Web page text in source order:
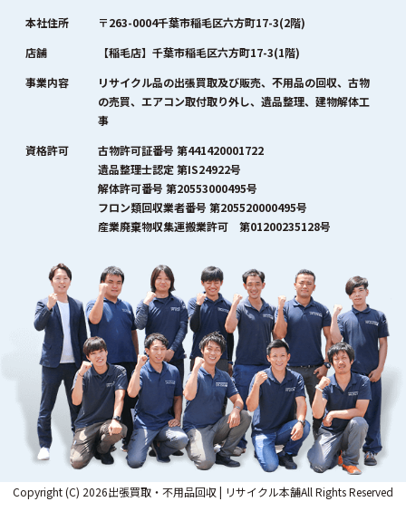
本社住所
〒263-0004千葉市稲毛区六方町17-3(2階)
店舗
【稲毛店】千葉市稲毛区六方町17-3(1階)
事業内容
リサイクル品の出張買取及び販売、不用品の回収、古物
の売買、エアコン取付取り外し、遺品整理、建物解体工
事
資格許可
古物許可証番号 第441420001722
遺品整理士認定 第IS24922号
解体許可番号 第20553000495号
フロン類回収業者番号 第205520000495号
産業廃棄物収集運搬業許可 第01200235128号
Copyright (C) 2026出張買取・不用品回収 | リサイクル本舗All Rights Reserved